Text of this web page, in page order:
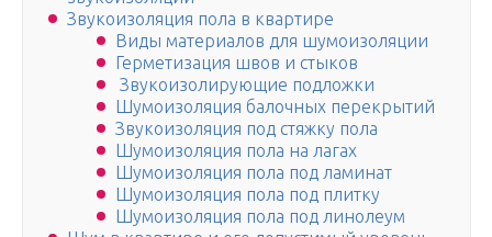
Звукоизоляция пола в квартире
Виды материалов для шумоизоляции
Герметизация швов и стыков
Звукоизолирующие подложки
Шумоизоляция балочных перекрытий
Звукоизоляция под стяжку пола
Шумоизоляция пола на лагах
Шумоизоляция пола под ламинат
Шумоизоляция пола под плитку
Шумоизоляция пола под линолеум